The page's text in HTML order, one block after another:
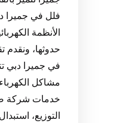
فلل في جميرا
الأنظمة
حدوثها،
مشاكل
خدمات شركة
التوزيع،